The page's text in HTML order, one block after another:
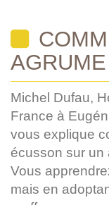
Michel Dufau,
France à
vous explique
écusson sur un
Vous
mais en